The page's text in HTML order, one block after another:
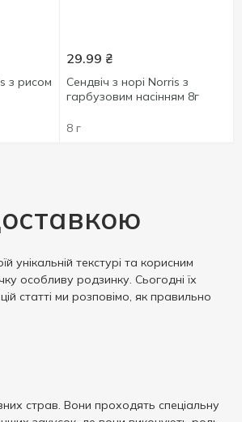
з рисом
29.99 ₴
Сендвіч з норі Norris з
гарбузовим насінням 8г
8 г
унікальній текстурі та корисним
особливу родзинку. Сьогодні їх
статті ми розповімо, як правильно
страв. Вони проходять спеціальну